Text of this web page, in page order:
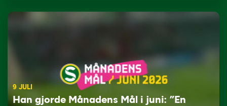
9 JULI
Han gjorde Månadens Mål i juni: ”En